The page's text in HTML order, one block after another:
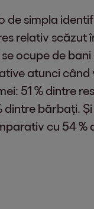
simpla
relativ
ocupe de
atunci
51 % dintre
bărbați.
cu 54 %